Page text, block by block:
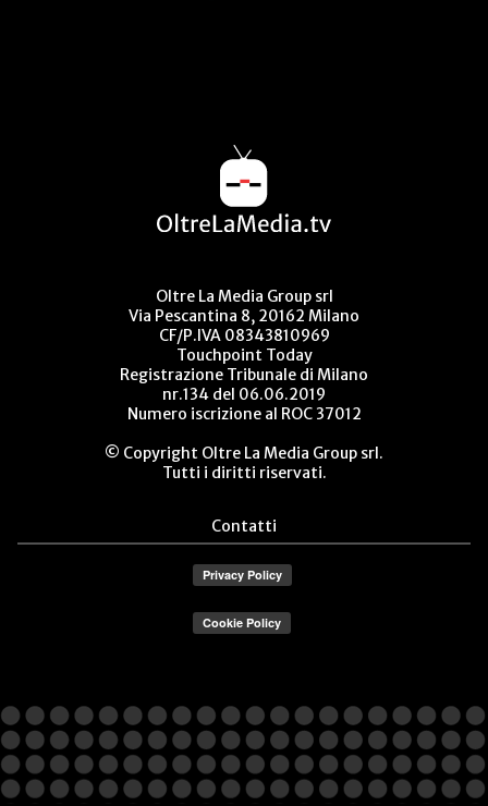
Oltre La Media Group srl
Via Pescantina 8, 20162 Milano
CF/P.IVA 08343810969
Touchpoint Today
Registrazione Tribunale di Milano
nr.134 del 06.06.2019
Numero iscrizione al ROC 37012
© Copyright Oltre La Media Group srl.
Tutti i diritti riservati.
Contatti